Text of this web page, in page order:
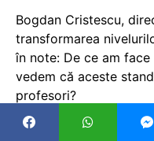
Bogdan Cristescu,
transformarea
în note: De ce am
vedem că aceste
profesori?